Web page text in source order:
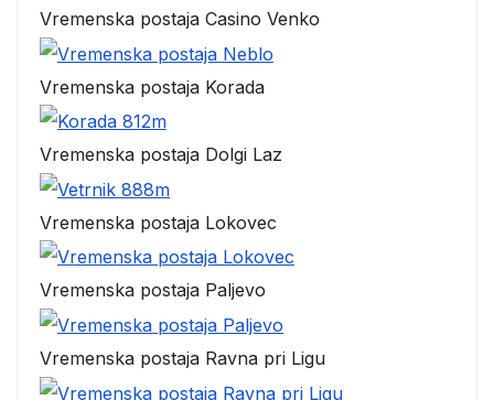
Vremenska postaja Casino Venko
Vremenska postaja Korada
Vremenska postaja Dolgi Laz
Vremenska postaja Lokovec
Vremenska postaja Paljevo
Vremenska postaja Ravna pri Ligu